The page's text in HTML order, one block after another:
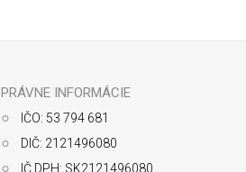
PRÁVNE INFORMÁCIE
IČO: 53 794 681
DIČ: 2121496080
IČ DPH: SK2121496080